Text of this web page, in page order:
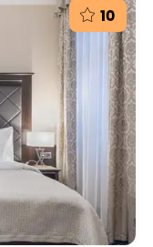
10